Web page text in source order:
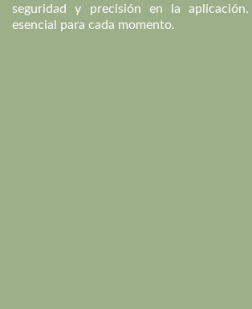
seguridad y precisión en la
esencial para cada momento.